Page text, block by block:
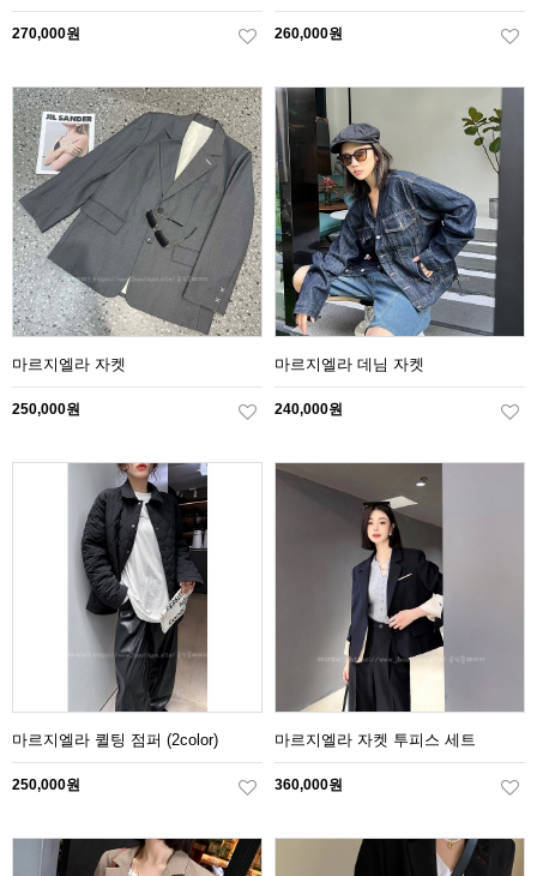
270,000원 260,000원
마르지엘라 자켓
250,000원
마르지엘라 데님 자켓
240,000원
마르지엘라 퀼팅 점퍼 (2color)
250,000원
마르지엘라 자켓 투피스 세트
360,000원